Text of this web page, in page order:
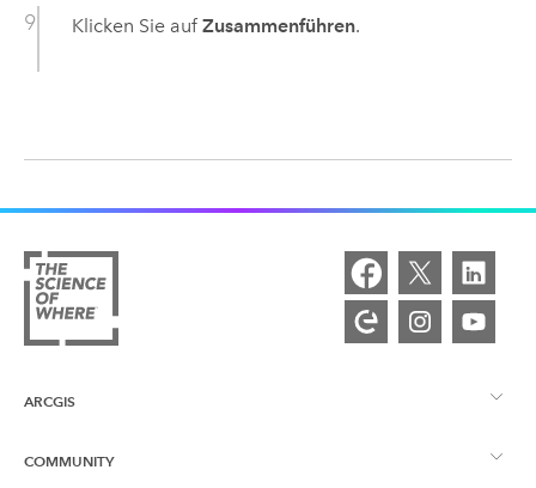
Klicken Sie auf Zusammenführen.
ARCGIS
ArcGIS – Überblick
COMMUNITY